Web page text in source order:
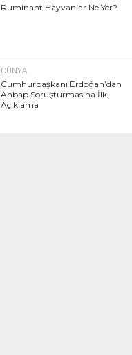
Ruminant Hayvanlar Ne Yer?
DÜNYA
Cumhurbaşkanı Erdoğan’dan
Ahbap Soruşturmasına İlk
Açıklama